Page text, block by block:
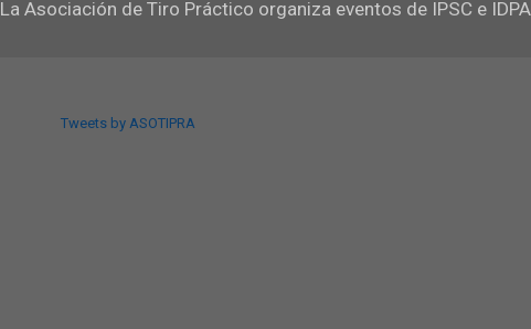
La Asociación de Tiro Práctico organiza eventos de IPSC e
Tweets by ASOTIPRA